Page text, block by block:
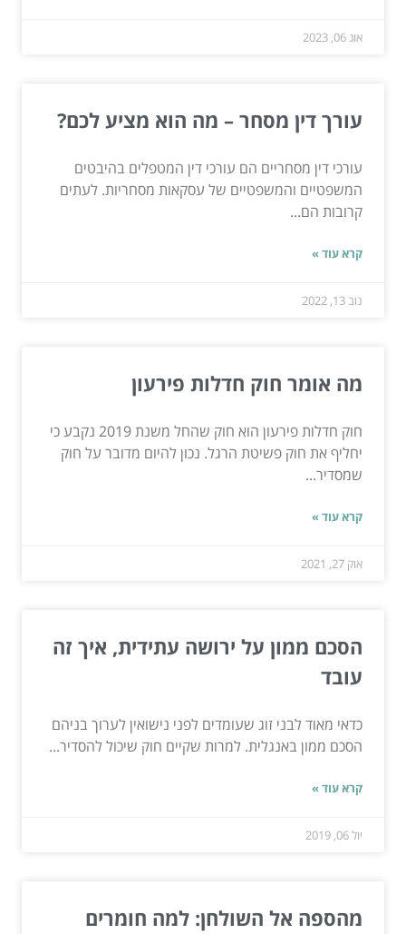
אוג 06, 2023
עורך דין מסחר – מה הוא מציע לכם?
עורכי דין מסחריים הם עורכי דין המטפלים בהיבטים
המשפטיים והמשפטיים של עסקאות מסחריות. לעתים
קרובות הם...
קרא עוד »
נוב 13, 2022
מה אומר חוק חדלות פירעון
חוק חדלות פירעון הוא חוק שהחל משנת 2019 נקבע כי
יחליף את חוק פשיטת הרגל. נכון להיום מדובר על חוק
שמסדיר...
קרא עוד »
אוק 27, 2021
הסכם ממון על ירושה עתידית, איך זה
עובד
כדאי מאוד לבני זוג שעומדים לפני נישואין לערוך בניהם
הסכם ממון באנגלית. למרות שקיים חוק שיכול להסדיר...
קרא עוד »
יול 06, 2019
מהספה אל השולחן: למה חומרים